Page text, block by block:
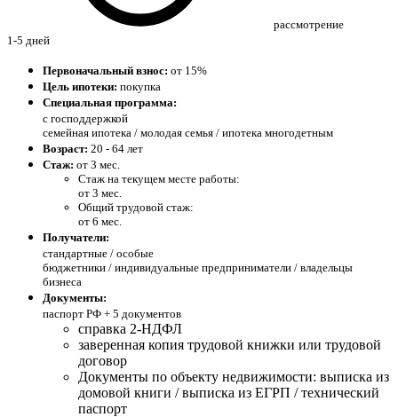
рассмотрение
1-5 дней
Первоначальный взнос: от 15%
Цель ипотеки: покупка
Специальная программа:
с господдержкой
семейная ипотека / молодая семья / ипотека многодетным
Возраст: 20 - 64 лет
Стаж: от 3 мес.
Стаж на текущем месте работы:
от 3 мес.
Общий трудовой стаж:
от 6 мес.
Получатели:
стандартные / особые
бюджетники / индивидуальные предприниматели / владельцы
бизнеса
Документы:
паспорт РФ + 5 документов
справка 2-НДФЛ
заверенная копия трудовой книжки или трудовой
договор
Документы по объекту недвижимости: выписка из
домовой книги / выписка из ЕГРП / технический
паспорт